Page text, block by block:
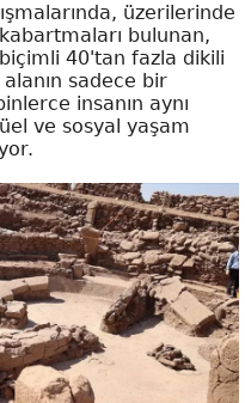
üzerilerinde
bulunan,
40'tan fazla dikili
sadece bir
insanın aynı
ve sosyal yaşam